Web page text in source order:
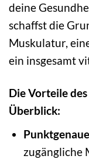
deine
schaffst die
Muskulatur,
ein insgesamt
Die Vorteile
Überblick:
zugängliche